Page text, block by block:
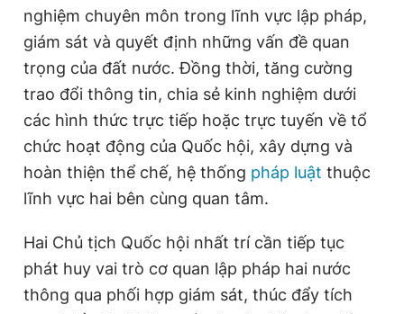
nghiệm chuyên môn trong lĩnh vực lập pháp,
giám sát và quyết định những vấn đề quan
trọng của đất nước. Đồng thời, tăng cường
trao đổi thông tin, chia sẻ kinh nghiệm dưới
các hình thức trực tiếp hoặc trực tuyến về tổ
chức hoạt động của Quốc hội, xây dựng và
hoàn thiện thể chế, hệ thống pháp luật thuộc
lĩnh vực hai bên cùng quan tâm.
Hai Chủ tịch Quốc hội nhất trí cần tiếp tục
phát huy vai trò cơ quan lập pháp hai nước
thông qua phối hợp giám sát, thúc đẩy tích